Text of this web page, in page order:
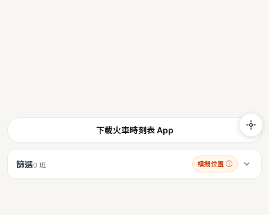
下載火車時刻表 App
篩選0 班 模擬位置 ⓘ